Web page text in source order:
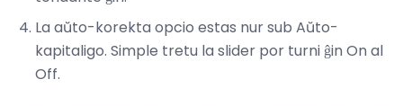
La aŭto-korekta opcio estas nur sub Aŭto-
kapitaligo. Simple tretu la slider por turni ĝin On al
Off.